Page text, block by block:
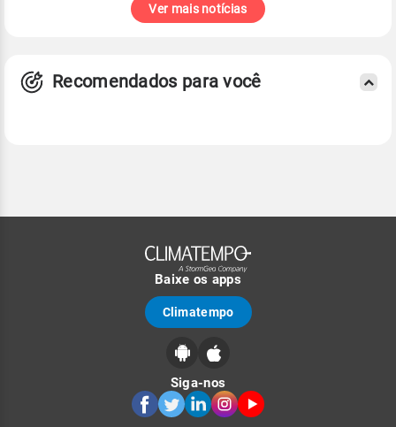
Ver mais notícias
Recomendados para você
Baixe os apps
Climatempo
Siga-nos